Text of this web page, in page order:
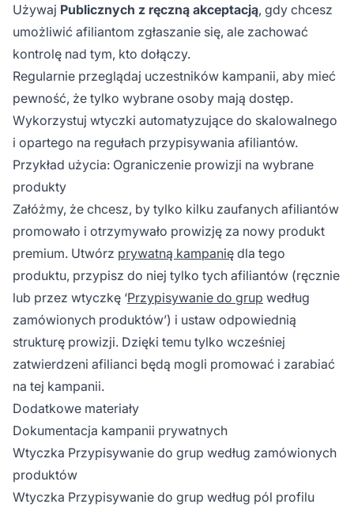
Używaj Publicznych z ręczną akceptacją, gdy chcesz
umożliwić afiliantom zgłaszanie się, ale zachować
kontrolę nad tym, kto dołączy.
Regularnie przeglądaj uczestników kampanii, aby mieć
pewność, że tylko wybrane osoby mają dostęp.
Wykorzystuj wtyczki automatyzujące do skalowalnego
i opartego na regułach przypisywania afiliantów.
Przykład użycia: Ograniczenie prowizji na wybrane
produkty
Załóżmy, że chcesz, by tylko kilku zaufanych afiliantów
promowało i otrzymywało prowizję za nowy produkt
premium. Utwórz prywatną kampanię dla tego
produktu, przypisz do niej tylko tych afiliantów (ręcznie
lub przez wtyczkę ‘Przypisywanie do grup według
zamówionych produktów’) i ustaw odpowiednią
strukturę prowizji. Dzięki temu tylko wcześniej
zatwierdzeni afilianci będą mogli promować i zarabiać
na tej kampanii.
Dodatkowe materiały
Dokumentacja kampanii prywatnych
Wtyczka Przypisywanie do grup według zamówionych
produktów
Wtyczka Przypisywanie do grup według pól profilu